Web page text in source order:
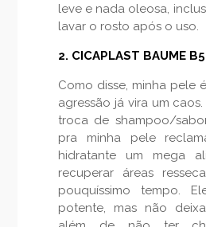
leve e nada oleosa,
lavar o rosto após o uso.
2. CICAPLAST BAUME
Como disse, minha pele
agressão já vira um
troca de shampoo/
pra minha pele
hidratante um mega
recuperar áreas
pouquíssimo tempo.
potente, mas não